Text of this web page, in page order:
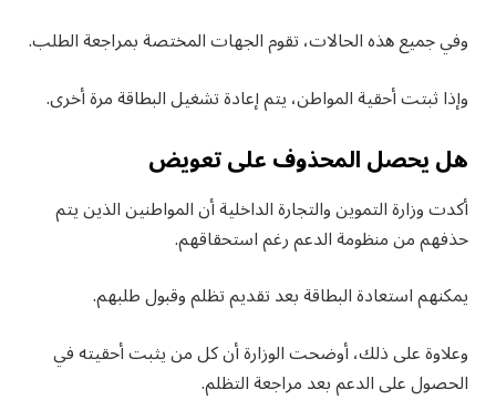
وفي جميع هذه الحالات، تقوم الجهات المختصة بمراجعة الطلب.
وإذا ثبتت أحقية المواطن، يتم إعادة تشغيل البطاقة مرة أخرى.
هل يحصل المحذوف على تعويض
أكدت وزارة التموين والتجارة الداخلية أن المواطنين الذين يتم
حذفهم من منظومة الدعم رغم استحقاقهم.
يمكنهم استعادة البطاقة بعد تقديم تظلم وقبول طلبهم.
وعلاوة على ذلك، أوضحت الوزارة أن كل من يثبت أحقيته في
الحصول على الدعم بعد مراجعة التظلم.